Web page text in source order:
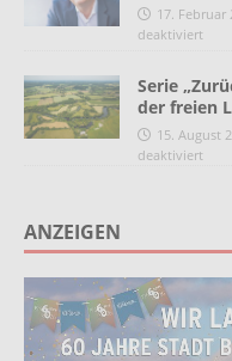
17. Februar
deaktiviert
Serie
der freien
15. August
deaktiviert
ANZEIGEN